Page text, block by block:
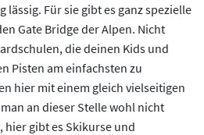
Für sie gibt es ganz spezielle
Gate Bridge der Alpen. Nicht
die deinen Kids und
Pisten am einfachsten zu
hier mit einem gleich vielseitigen
an dieser Stelle wohl nicht
hier gibt es Skikurse und